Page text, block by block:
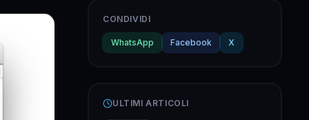
CONDIVIDI
WhatsApp Facebook X
ULTIMI ARTICOLI